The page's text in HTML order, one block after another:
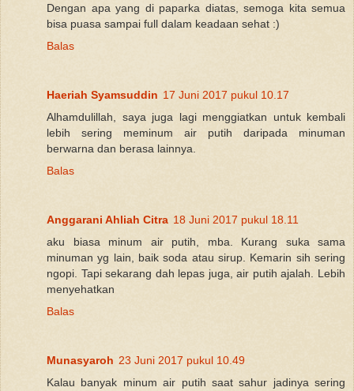
Dengan apa yang di paparka diatas, semoga kita semua
bisa puasa sampai full dalam keadaan sehat :)
Balas
Haeriah Syamsuddin 17 Juni 2017 pukul 10.17
Alhamdulillah, saya juga lagi menggiatkan untuk kembali
lebih sering meminum air putih daripada minuman
berwarna dan berasa lainnya.
Balas
Anggarani Ahliah Citra 18 Juni 2017 pukul 18.11
aku biasa minum air putih, mba. Kurang suka sama
minuman yg lain, baik soda atau sirup. Kemarin sih sering
ngopi. Tapi sekarang dah lepas juga, air putih ajalah. Lebih
menyehatkan
Balas
Munasyaroh 23 Juni 2017 pukul 10.49
Kalau banyak minum air putih saat sahur jadinya sering